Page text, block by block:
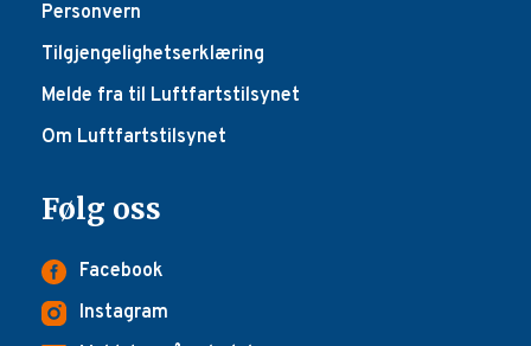
Personvern
Tilgjengelighetserklæring
Melde fra til Luftfartstilsynet
Om Luftfartstilsynet
Følg oss
Facebook
Instagram